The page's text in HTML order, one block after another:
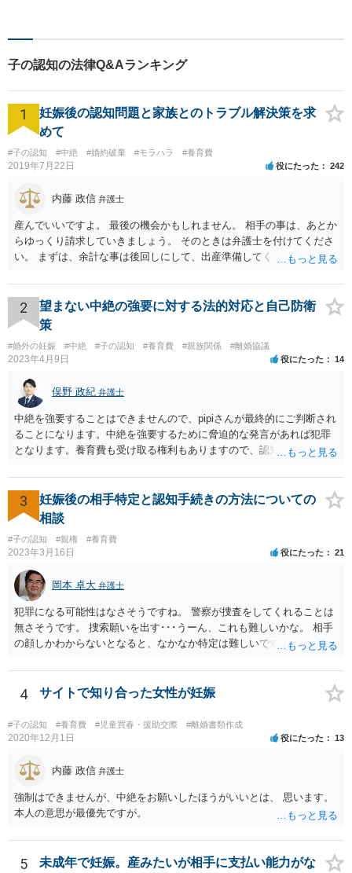
子の認知の法律Q&Aランキング
1
妊娠後の認知問題と家族とのトラブル解決策を求
めて
#子の認知 #中絶 #婚約破棄 #モラハラ #養育費
2019年7月22日 役にたった 242
内藤 政信 弁護士
産んでいいですよ。 最後の機会かもしれません。 相手の事は、あとか
らゆっくり請求していきましょう。 そのときは弁護士を付けてくださ
い。 まずは、余計な事は後回しにして、出産準備してください。
2
望まない中絶の強要に対する法的対応と自己防衛
策
#婚外の妊娠 #中絶 #子の認知 #養育費 #親族関係 #離婚協議
2023年4月9日 役にたった 14
俣野 政紀 弁護士
中絶を強要することはできませんので、pipiさんが最終的にご判断され
ることになります。中絶を強要するために脅迫的な発言があれば犯罪
となります。養育費も受け取る権利もありますので、認知等につきお
勧めします。
3
妊娠後の相手特定と認知手続きの方法についての
相談
#子の認知 #親権 #養育費
2023年3月16日 役にたった 21
岡本 卓大 弁護士
犯罪になる可能性はなさそうですね。 警察が捜査をしてくれることは
無さそうです。 捜索願いを出す･･･うーん、これも難しいかな。 相手
の顔しかわからないとなると、なかなか特定は難しいですね。 お役に
4 サイトで知り合った女性が妊娠
#子の認知 #養育費 #児童買春・援助交際 #離婚書類作成
2020年12月1日 役にたった 13
内藤 政信 弁護士
強制はできませんが、中絶をお願いしたほうがいいとは、 思います。
本人の意思が最優先ですが。
5
未成年で妊娠。産みたいが相手に支払い能力がな